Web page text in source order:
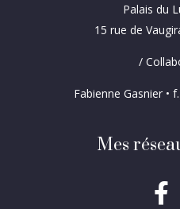
Palais du
15 rue de
/
Fabienne Gasnier •
Mes